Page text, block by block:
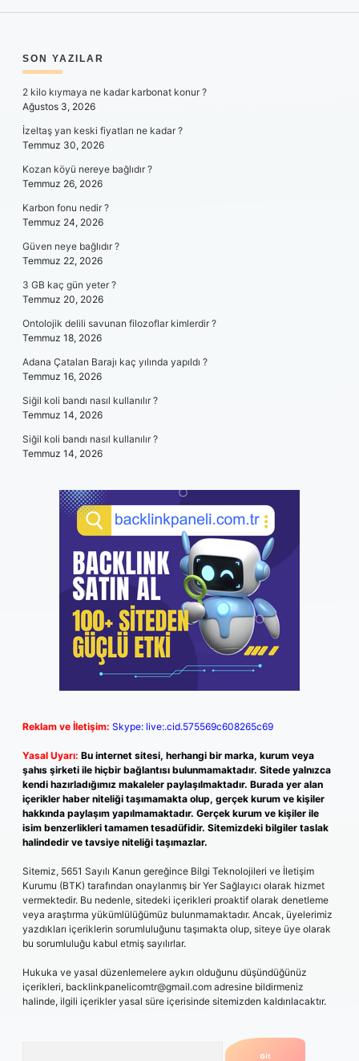
SIDEBAR
SON YAZILAR
2 kilo kıymaya ne kadar karbonat konur ?
Ağustos 3, 2026
İzeltaş yan keski fiyatları ne kadar ?
Temmuz 30, 2026
Kozan köyü nereye bağlıdır ?
Temmuz 26, 2026
Karbon fonu nedir ?
Temmuz 24, 2026
Güven neye bağlıdır ?
Temmuz 22, 2026
3 GB kaç gün yeter ?
Temmuz 20, 2026
Ontolojik delili savunan filozoflar kimlerdir ?
Temmuz 18, 2026
Adana Çatalan Barajı kaç yılında yapıldı ?
Temmuz 16, 2026
Siğil koli bandı nasıl kullanılır ?
Temmuz 14, 2026
Siğil koli bandı nasıl kullanılır ?
Temmuz 14, 2026
Reklam ve İletişim: Skype: live:.cid.575569c608265c69
Yasal Uyarı: Bu internet sitesi, herhangi bir marka, kurum veya
şahıs şirketi ile hiçbir bağlantısı bulunmamaktadır. Sitede yalnızca
kendi hazırladığımız makaleler paylaşılmaktadır. Burada yer alan
içerikler haber niteliği taşımamakta olup, gerçek kurum ve kişiler
hakkında paylaşım yapılmamaktadır. Gerçek kurum ve kişiler ile
isim benzerlikleri tamamen tesadüfidir. Sitemizdeki bilgiler taslak
halindedir ve tavsiye niteliği taşımazlar.
Sitemiz, 5651 Sayılı Kanun gereğince Bilgi Teknolojileri ve İletişim
Kurumu (BTK) tarafından onaylanmış bir Yer Sağlayıcı olarak hizmet
vermektedir. Bu nedenle, sitedeki içerikleri proaktif olarak denetleme
veya araştırma yükümlülüğümüz bulunmamaktadır. Ancak, üyelerimiz
yazdıkları içeriklerin sorumluluğunu taşımakta olup, siteye üye olarak
bu sorumluluğu kabul etmiş sayılırlar.
Hukuka ve yasal düzenlemelere aykırı olduğunu düşündüğünüz
içerikleri, backlinkpanelicomtr@gmail.com adresine bildirmeniz
halinde, ilgili içerikler yasal süre içerisinde sitemizden kaldırılacaktır.